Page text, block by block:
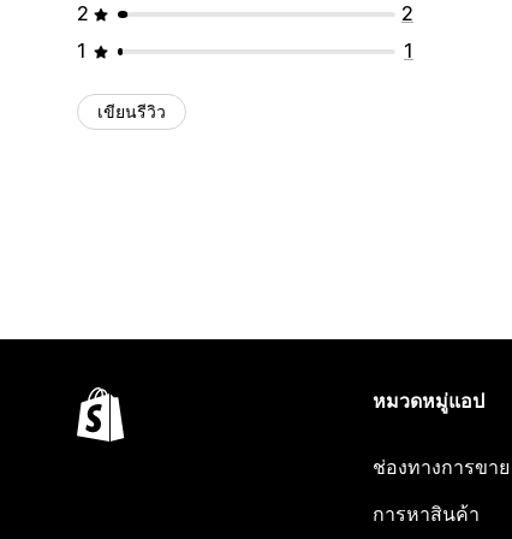
2
2
1
1
เขียนรีวิว
หมวดหมู่แอป
ช่องทางการขาย
การหาสินค้า